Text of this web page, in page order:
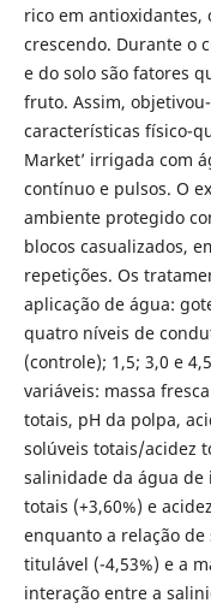
rico em antioxidantes,
crescendo. Durante o
e do solo são fatores
fruto. Assim,
características físico-
Market’ irrigada com
contínuo e pulsos. O
ambiente protegido
blocos casualizados,
repetições. Os
aplicação de água:
quatro níveis de
(controle); 1,5; 3,0 e
variáveis: massa
totais, pH da polpa,
solúveis totais/acidez
salinidade da água de
totais (+3,60%) e
enquanto a relação
titulável (-4,53%) e a
interação entre a